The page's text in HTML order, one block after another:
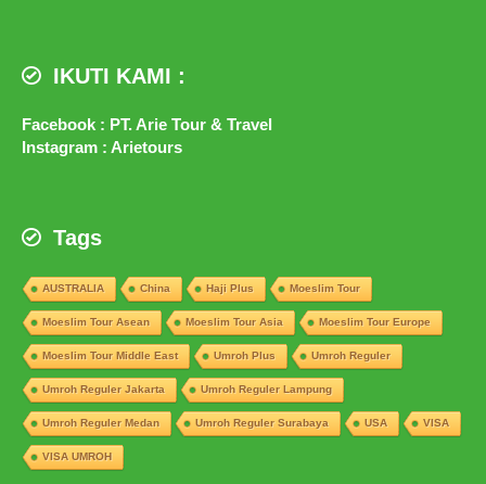
IKUTI KAMI :
Facebook : PT. Arie Tour & Travel
Instagram : Arietours
Tags
AUSTRALIA China Haji Plus Moeslim Tour
Moeslim Tour Asean Moeslim Tour Asia Moeslim Tour Europe
Moeslim Tour Middle East Umroh Plus Umroh Reguler
Umroh Reguler Jakarta Umroh Reguler Lampung
Umroh Reguler Medan Umroh Reguler Surabaya USA VISA
VISA UMROH